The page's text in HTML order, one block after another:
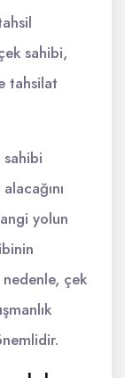
sahibi,
tahsilat
yolun
çek